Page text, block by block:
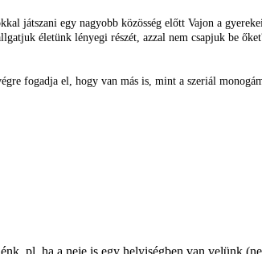
játszani egy nagyobb közösség előtt Vajon a
életünk lényegi részét, azzal nem csapjuk be
fogadja el, hogy van más is, mint a szeriál